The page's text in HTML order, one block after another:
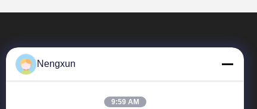
Nengxun
9:59 AM